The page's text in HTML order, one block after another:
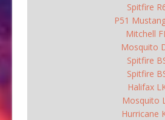
Spitfire
P51
Mitchell
Mosquito
Spitfire
Spitfire
Halifax
Mosquito
Hurricane